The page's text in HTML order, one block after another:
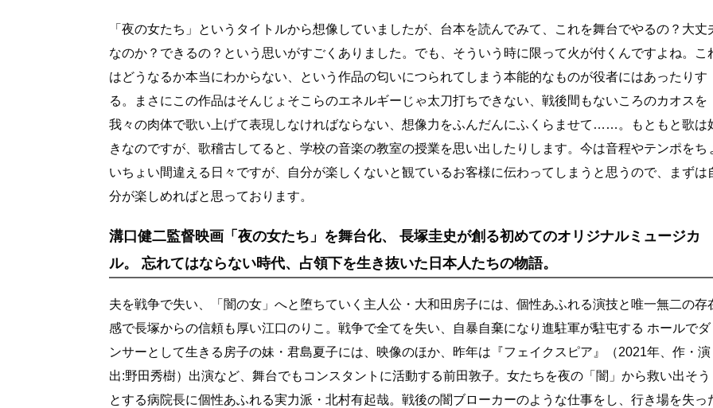
「夜の女たち」というタイトルから想像していましたが、台本を読んでみて、これを舞台でやるの？大丈
なのか？できるの？という思いがすごくありました。でも、そういう時に限って火が付くんですよね。こ
はどうなるか本当にわからない、という作品の匂いにつられてしまう本能的なものが役者にはあったりす
る。まさにこの作品はそんじょそこらのエネルギーじゃ太刀打ちできない、戦後間もないころのカオスを
我々の肉体で歌い上げて表現しなければならない、想像力をふんだんにふくらませて……。もともと歌は
きなのですが、歌稽古してると、学校の音楽の教室の授業を思い出したりします。今は音程やテンポをち
いちょい間違える日々ですが、自分が楽しくないと観ているお客様に伝わってしまうと思うので、まずは
分が楽しめればと思っております。
溝口健二監督映画「夜の女たち」を舞台化、 長塚圭史が創る初めてのオリジナルミュージカ
ル。 忘れてはならない時代、占領下を生き抜いた日本人たちの物語。
夫を戦争で失い、「闇の女」へと堕ちていく主人公・大和田房子には、個性あふれる演技と唯一無二の存
感で長塚からの信頼も厚い江口のりこ。戦争で全てを失い、自暴自棄になり進駐軍が駐屯する ホールでダ
ンサーとして生きる房子の妹・君島夏子には、映像のほか、昨年は『フェイクスピア』（2021年、作・演
出:野田秀樹）出演など、舞台でもコンスタントに活動する前田敦子。女たちを夜の「闇」から救い出そう
とする病院長に個性あふれる実力派・北村有起哉。戦後の闇ブローカーのような仕事をし、行き場を失っ